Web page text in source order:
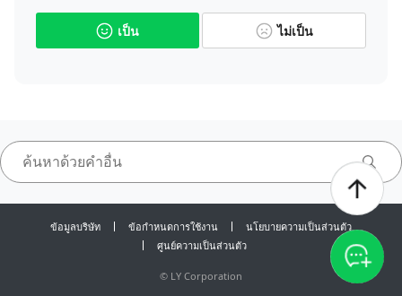
เป็น ไม่เป็น
ข้อมูลบริษัท ข้อกำหนดการใช้งาน
นโยบายความเป็นส่วนตัว
ศูนย์ความเป็นส่วนตัว
© LY Corporation